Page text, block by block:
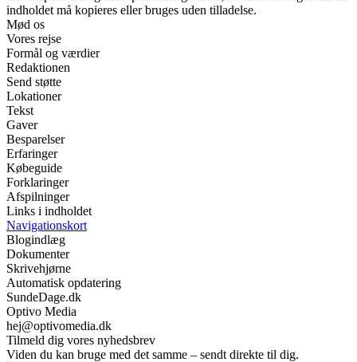
indholdet må kopieres eller bruges uden tilladelse.
Mød os
Vores rejse
Formål og værdier
Redaktionen
Send støtte
Lokationer
Tekst
Gaver
Besparelser
Erfaringer
Købeguide
Forklaringer
Afspilninger
Links i indholdet
Navigationskort
Blogindlæg
Dokumenter
Skrivehjørne
Automatisk opdatering
SundeDage.dk
Optivo Media
hej@optivomedia.dk
Tilmeld dig vores nyhedsbrev
Viden du kan bruge med det samme – sendt direkte til dig.